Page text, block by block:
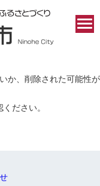
か、削除された可能性が
ださい。